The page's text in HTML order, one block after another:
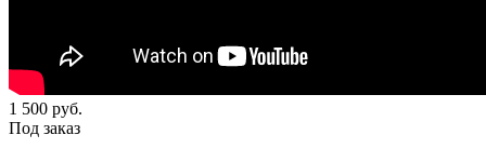
1 500 руб.
Под заказ